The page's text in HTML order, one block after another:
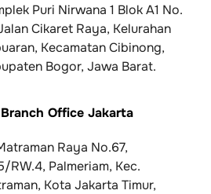
Puri Nirwana 1 Blok A1 No.
Cikaret Raya, Kelurahan
Kecamatan Cibinong,
Bogor, Jawa Barat.
Branch Office Jakarta
Raya No.67,
RW.4, Palmeriam, Kec.
Kota Jakarta Timur,